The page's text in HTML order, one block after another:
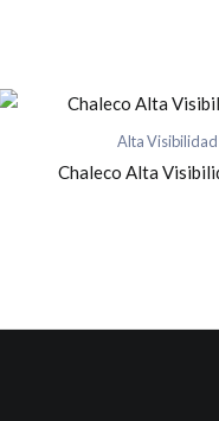
Alta Visibilidad
Chaleco Alta